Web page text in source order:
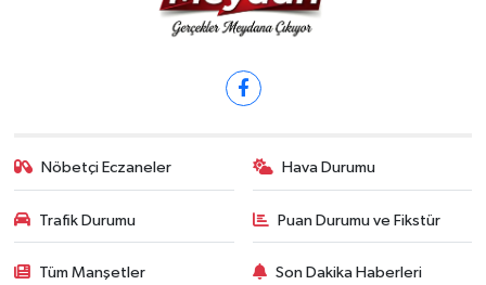
Nöbetçi Eczaneler Hava Durumu
Trafik Durumu Puan Durumu ve Fikstür
Tüm Manşetler Son Dakika Haberleri